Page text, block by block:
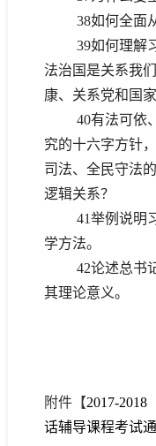
38如何全面
39如何理解
法治国是关系我
康、关系党和国
40有法可依
究的十六字方针
司法、全民守法
逻辑关系？
41举例说明
学方法。
42论述总书
其理论意义。
附件【2017-
话辅导课程考试